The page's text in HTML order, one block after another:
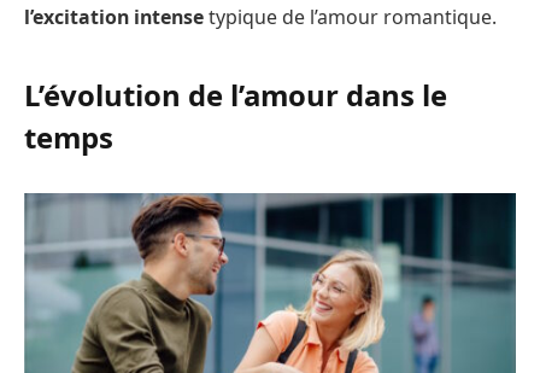
l’excitation intensetypique de l’amour romantique.
L’évolution de l’amour dans le
temps